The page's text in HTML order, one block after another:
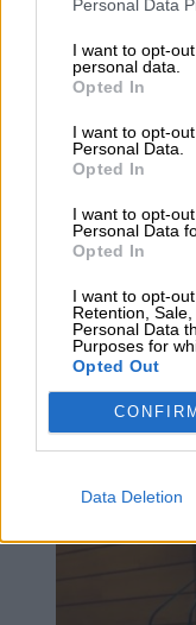
Personal Data
I want to opt-
personal data.
Opted In
I want to opt-
Personal Data.
Opted In
I want to opt-
Personal Data
Opted In
I want to opt-
Retention,
Personal Data
Purposes for
Opted Out
CONFIRM
Data Deletion
El
aprueba
Vital